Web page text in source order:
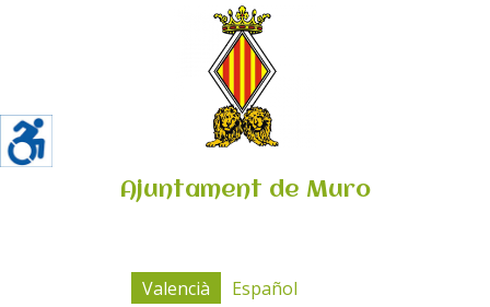
Ajuntament de Muro
Valencià Español